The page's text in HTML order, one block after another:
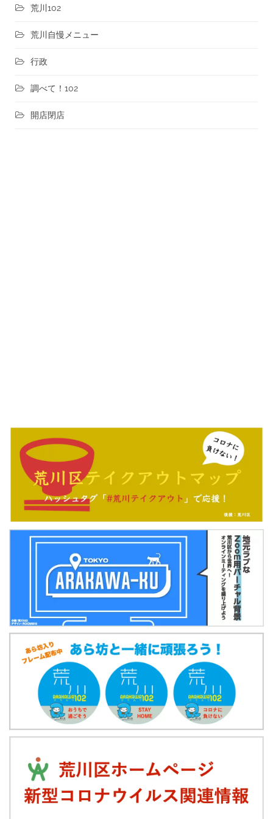
荒川102
荒川自慢メニュー
行政
調べて！102
開店閉店